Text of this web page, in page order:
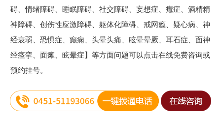
碍、情绪障碍、睡眠障碍、社交障碍、妄想症、癔症、酒精精
神障碍、创伤性应激障碍、躯体化障碍、戒网瘾、疑心病、神
经衰弱、恐惧症、癫痫、头晕头痛、眩晕晕厥、耳石症、面神
经痉挛、面瘫、眩晕症】等方面问题可以点击在线免费咨询或
预约挂号。